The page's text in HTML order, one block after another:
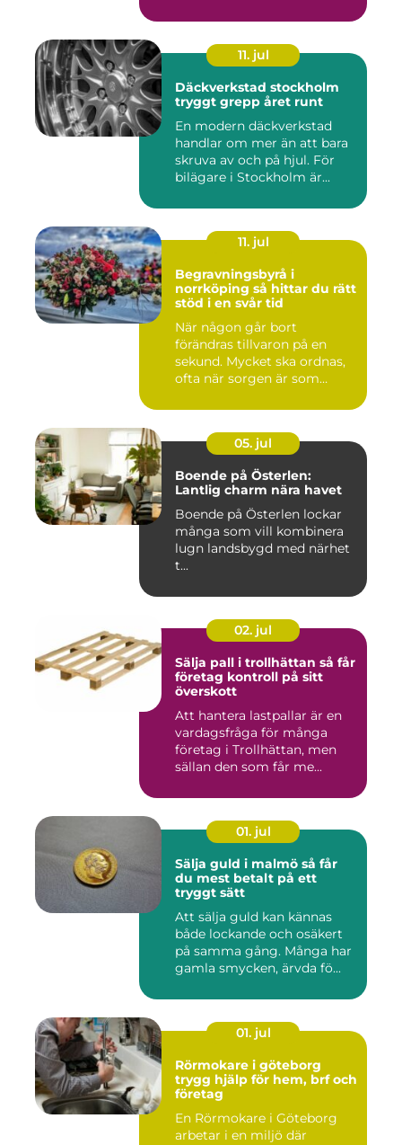
11. jul
Däckverkstad stockholm
tryggt grepp året runt
En modern däckverkstad
handlar om mer än att bara
skruva av och på hjul. För
bilägare i Stockholm är...
11. jul
Begravningsbyrå i
norrköping så hittar du rätt
stöd i en svår tid
När någon går bort
förändras tillvaron på en
sekund. Mycket ska ordnas,
ofta när sorgen är som
05. jul
Boende på Österlen:
Lantlig charm nära havet
Boende på Österlen lockar
många som vill kombinera
lugn landsbygd med närhet
t...
02. jul
Sälja pall i trollhättan så får
företag kontroll på sitt
överskott
Att hantera lastpallar är en
vardagsfråga för många
företag i Trollhättan, men
sällan den som får me...
01. jul
Sälja guld i malmö så får
du mest betalt på ett
tryggt sätt
Att sälja guld kan kännas
både lockande och osäkert
på samma gång. Många har
gamla smycken, ärvda fö...
01. jul
Rörmokare i göteborg
trygg hjälp för hem, brf och
företag
En Rörmokare i Göteborg
arbetar i en miljö där